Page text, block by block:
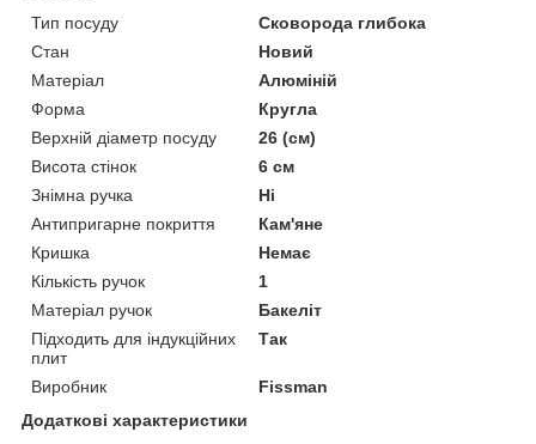
Тип посуду
Сковорода глибока
Стан
Новий
Матеріал
Алюміній
Форма
Кругла
Верхній діаметр посуду
26 (см)
Висота стінок
6 см
Знімна ручка
Ні
Антипригарне покриття
Кам'яне
Кришка
Немає
Кількість ручок
1
Матеріал ручок
Бакеліт
Підходить для індукційних
плит
Так
Виробник
Fissman
Додаткові характеристики